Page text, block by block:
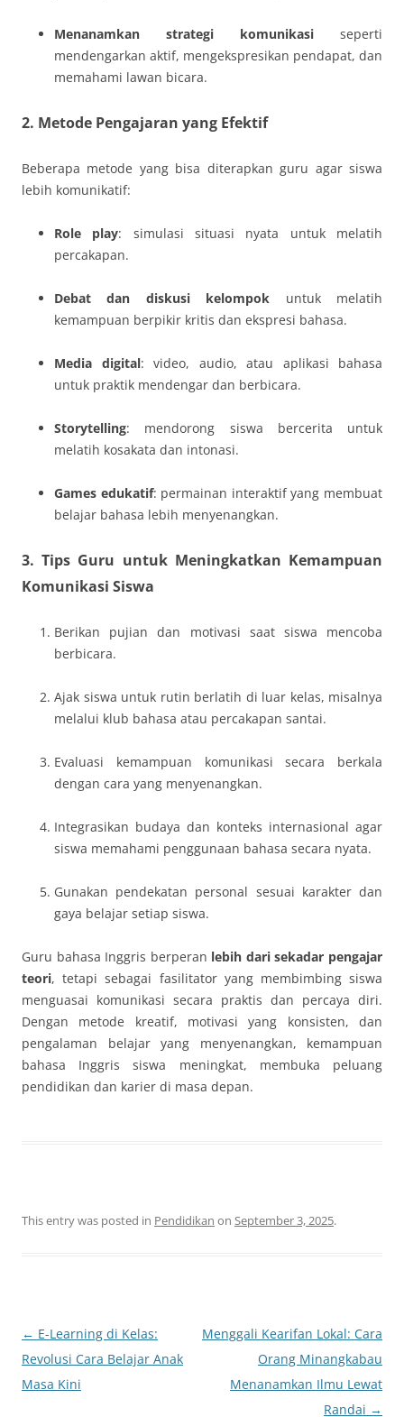
Menanamkan strategi komunikasi seperti
mendengarkan aktif, mengekspresikan pendapat, dan
memahami lawan bicara.
2. Metode Pengajaran yang Efektif
Beberapa metode yang bisa diterapkan guru agar siswa
lebih komunikatif:
Role play: simulasi situasi nyata untuk melatih
percakapan.
Debat dan diskusi kelompok untuk melatih
kemampuan berpikir kritis dan ekspresi bahasa.
Media digital: video, audio, atau aplikasi bahasa
untuk praktik mendengar dan berbicara.
Storytelling: mendorong siswa bercerita untuk
melatih kosakata dan intonasi.
Games edukatif: permainan interaktif yang membuat
belajar bahasa lebih menyenangkan.
3. Tips Guru untuk Meningkatkan Kemampuan
Komunikasi Siswa
Berikan pujian dan motivasi saat siswa mencoba
berbicara.
Ajak siswa untuk rutin berlatih di luar kelas, misalnya
melalui klub bahasa atau percakapan santai.
Evaluasi kemampuan komunikasi secara berkala
dengan cara yang menyenangkan.
Integrasikan budaya dan konteks internasional agar
siswa memahami penggunaan bahasa secara nyata.
Gunakan pendekatan personal sesuai karakter dan
gaya belajar setiap siswa.
Guru bahasa Inggris berperan lebih dari sekadar pengajar
teori, tetapi sebagai fasilitator yang membimbing siswa
menguasai komunikasi secara praktis dan percaya diri.
Dengan metode kreatif, motivasi yang konsisten, dan
pengalaman belajar yang menyenangkan, kemampuan
bahasa Inggris siswa meningkat, membuka peluang
pendidikan dan karier di masa depan.
This entry was posted in Pendidikan on September 3, 2025.
Post
navigation
← E-Learning di Kelas:
Revolusi Cara Belajar Anak
Masa Kini
Menggali Kearifan Lokal: Cara
Orang Minangkabau
Menanamkan Ilmu Lewat
Randai →